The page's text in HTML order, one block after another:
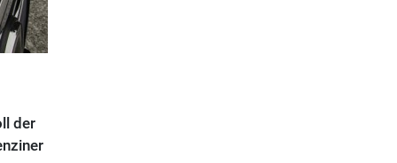
der